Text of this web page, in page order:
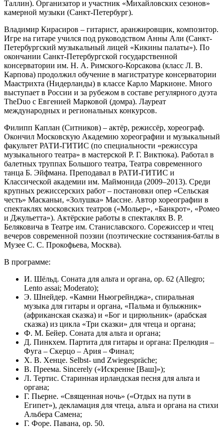
Таллин). Организатор и участник «Михайловских сезонов»
камерной музыки (Санкт-Петербург).
Владимир Кирасиров – гитарист, аранжировщик, композитор.
Игре на гитаре учился под руководством Анны Али (Санкт-
Петербургский музыкальный лицей «Кикины палаты»). По
окончании Санкт-Петербургской государственной
консерватории им. Н. А. Римского-Корсакова (класс Л. В.
Карпова) продолжил обучение в магистратуре консерватории
Маастрихта (Нидерланды) в классе Карло Маркионе. Много
выступает в России и за рубежом в составе регулярного дуэта
TheDuo с Евгенией Марковой (домра). Лауреат
международных и региональных конкурсов.
Филипп Каплан (Ситников) – актёр, режиссёр, хореограф.
Окончил Московскую Академию хореографии и музыкальный
факультет РАТИ-ГИТИС (по специальности «режиссура
музыкального театра» в мастерской Р. Г. Виктюка). Работал в
балетных труппах Большого театра, Театра современного
танца Б. Эйфмана. Преподавал в РАТИ-ГИТИС и
Классической академии им. Маймонида (2009–2013). Среди
крупных режиссерских работ – постановки опер «Сельская
честь» Масканьи, «Золушка» Массне. Автор хореографии в
спектаклях московских театров («Мольер», «Банкрот», «Ромео
и Джульетта»). Актёрские работы в спектаклях В. Р.
Беляковича в Театре им. Станиславского. Сорежиссер и чтец
вечеров современной поэзии (поэтические состязания-батлы в
Музее С. С. Прокофьева, Москва).
В программе:
И. Шёльд. Соната для альта и органа, ор. 62 (Allegro;
Lento assai; Moderato);
Э. Шнейдер. «Камни Ньюгрейнджа», спиральная
музыка для гитары и органа, «Пальма и булыжник»
(африканская сказка) и «Бог и цирюльник» (арабская
сказка) из цикла «Три сказки» для чтеца и органа;
Ф. М. Бейер. Соната для альта и органа;
Д. Пинкхем. Партита для гитары и органа: Прелюдия –
Фуга – Скерцо – Ария – Финал;
Х. В. Хенце. Selbst- und Zwiegespräche;
В. Преема. Sincerely («Искренне [Ваш]»);
Л. Тертис. Старинная ирландская песня для альта и
органа;
Г. Пьерне. «Священная ночь» («Отдых на пути в
Египет»), декламация для чтеца, альта и органа на стихи
Альбера Самена;
Г. Форе. Павана, ор. 50.